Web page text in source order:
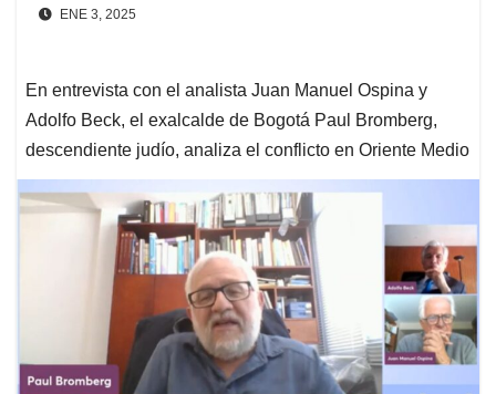
ENE 3, 2025
En entrevista con el analista Juan Manuel Ospina y
Adolfo Beck, el exalcalde de Bogotá Paul Bromberg,
descendiente judío, analiza el conflicto en Oriente Medio